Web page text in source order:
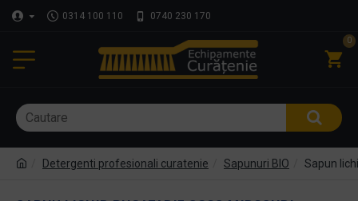
0314 100 110 0740 230 170
0
Detergenti profesionali curatenie Sapunuri BIO Sapun